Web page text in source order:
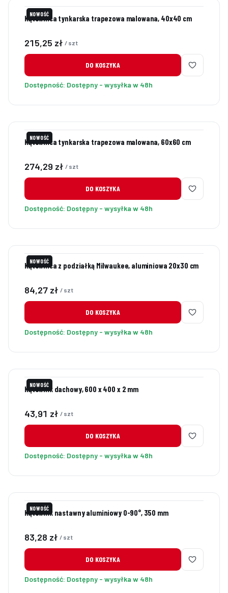
NOWOŚĆ
Kątownica tynkarska trapezowa malowana, 40x40 cm
Cena
215,25 zł / szt
DO KOSZYKA
Dostępność: Dostępny - wysyłka w 48h
NOWOŚĆ
Kątownica tynkarska trapezowa malowana, 60x60 cm
Cena
274,29 zł / szt
DO KOSZYKA
Dostępność: Dostępny - wysyłka w 48h
NOWOŚĆ
Kątownica z podziałką Milwaukee, aluminiowa 20x30 cm
Cena
84,27 zł / szt
DO KOSZYKA
Dostępność: Dostępny - wysyłka w 48h
NOWOŚĆ
Kątownik dachowy, 600 x 400 x 2 mm
Cena
43,91 zł / szt
DO KOSZYKA
Dostępność: Dostępny - wysyłka w 48h
NOWOŚĆ
Kątownik nastawny aluminiowy 0-90°, 350 mm
Cena
83,28 zł / szt
DO KOSZYKA
Dostępność: Dostępny - wysyłka w 48h